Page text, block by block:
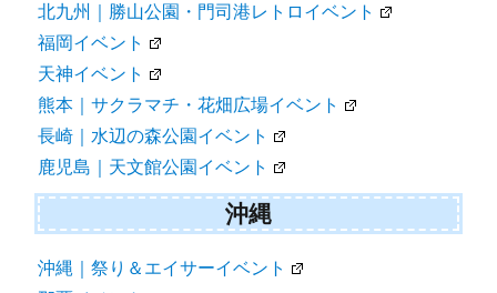
北九州｜勝山公園・門司港レトロイベント
福岡イベント
天神イベント
熊本｜サクラマチ・花畑広場イベント
長崎｜水辺の森公園イベント
鹿児島｜天文館公園イベント
沖縄
沖縄｜祭り＆エイサーイベント